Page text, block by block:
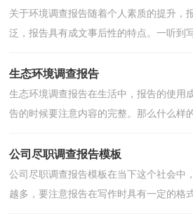
关于环境调查报告随着个人素质的提升，
泛，报告具有成文事后性的特点。一听到
生态环境调查报告
生态环境调查报告在生活中，报告的使用
告的时候要注意内容的完整。那么什么样
公司尽职调查报告模板
公司尽职调查报告模板在当下这个社会中
越多，要注意报告在写作时具有一定的格